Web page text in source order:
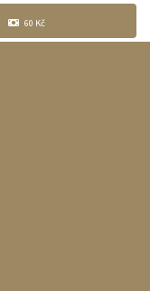
60 Kč